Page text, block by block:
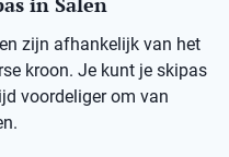
zijn afhankelijk van het
kroon. Je kunt je skipas
voordeliger om van